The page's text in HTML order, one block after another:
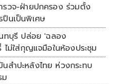
รวจ-ฝ่ายปกครอง ร่วมตั้ง
ปืนเป็นพิเศษ
ทบุรี ปล่อย 'ฉลอง
ไม่ใส่กุญแจมือในห้องประชุม
สำปะหลังไทย ห่วงกระทบ